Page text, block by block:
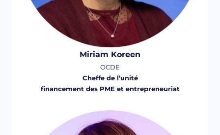
Miriam Koreen
OCDE
Cheffe de l’unité
financement des PME et entrepreneuriat